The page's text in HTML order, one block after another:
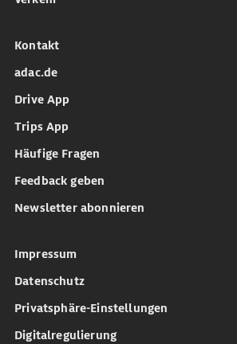
Kontakt
adac.de
Drive App
Trips App
Häufige Fragen
Feedback geben
Newsletter abonnieren
Impressum
Datenschutz
Privatsphäre-Einstellungen
Digitalregulierung